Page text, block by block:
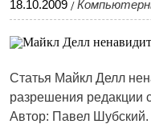
18.10.2009 /
Статья Майкл Делл
разрешения редакции
Автор: Павел Шубский.